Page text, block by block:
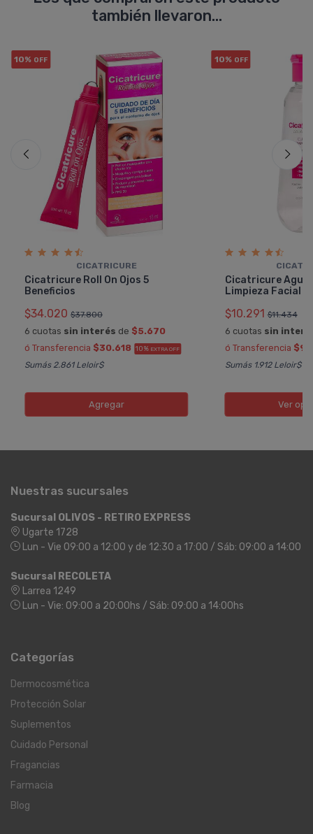
también llevaron...
10% OFF
CICATRICURE
Cicatricure Roll On Ojos 5
Beneficios
$34.020 $37.800
6 cuotas sin interés de $5.670
ó Transferencia $30.618 10% EXTRA OFF
Sumás 2.861 Leloir$
Agregar
10% OFF
Cicatricure Agua
Limpieza Facial
$10.291 $11.434
6 cuotas sin
ó Transferencia
Sumás 1.912 Leloir$
Ver
Nuestras sucursales
Sucursal OLIVOS - RETIRO EXPRESS
Ugarte 1728
Lun - Vie 09:00 a 12:00 y de 12:30 a 17:00 / Sáb: 09:00 a 14:00
Sucursal RECOLETA
Larrea 1249
Lun - Vie: 09:00 a 20:00hs / Sáb: 09:00 a 14:00hs
Categorías
Dermocosmética
Protección Solar
Suplementos
Cuidado Personal
Fragancias
Farmacia
Blog